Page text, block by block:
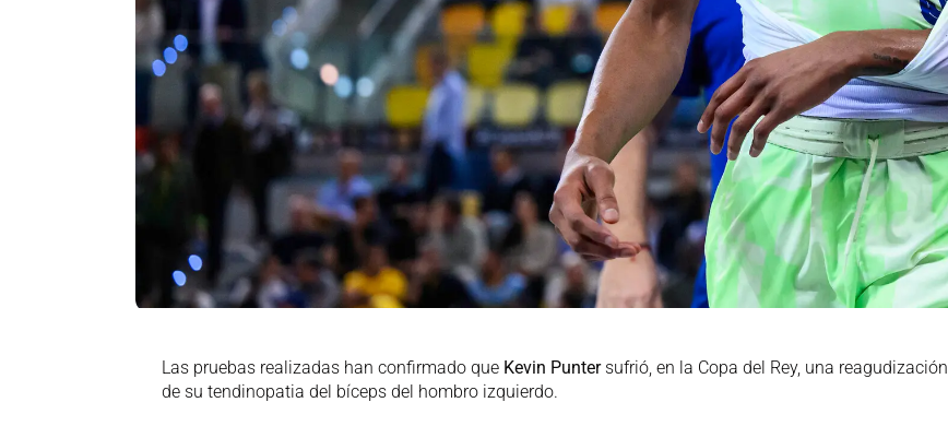
Las pruebas realizadas han confirmado que Kevin Puntersufrió, en la Copa del Rey, una reagudización
de su tendinopatia del bíceps del hombro izquierdo.